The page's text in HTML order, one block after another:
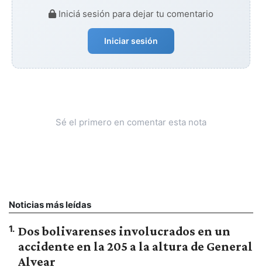
Iniciá sesión para dejar tu comentario
Iniciar sesión
Sé el primero en comentar esta nota
Noticias más leídas
1. Dos bolivarenses involucrados en un
accidente en la 205 a la altura de General
Alvear